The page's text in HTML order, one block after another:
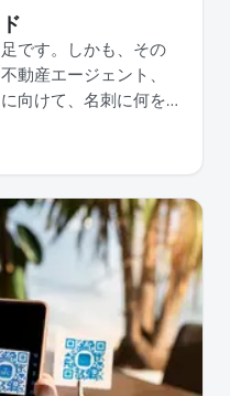
です。しかも、その
動産エージェント、
向けて、名刺に何を
う選ぶかを解説する